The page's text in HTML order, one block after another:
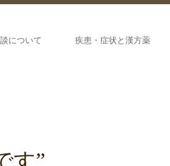
について 疾患・症状と漢方薬
す”